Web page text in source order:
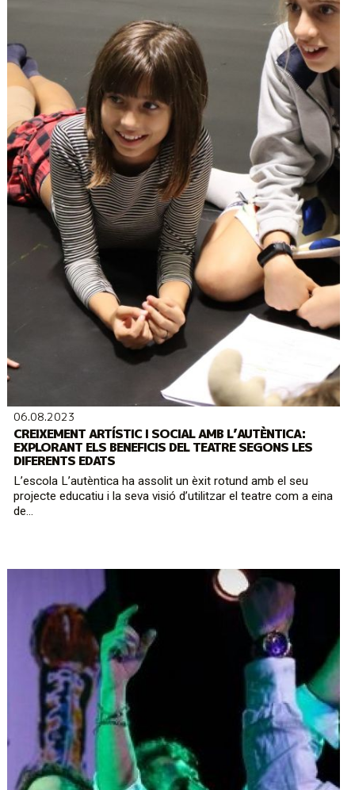
06.08.2023
CREIXEMENT ARTÍSTIC I SOCIAL AMB L’AUTÈNTICA:
EXPLORANT ELS BENEFICIS DEL TEATRE SEGONS LES
DIFERENTS EDATS
L’escola L’autèntica ha assolit un èxit rotund amb el seu
projecte educatiu i la seva visió d’utilitzar el teatre com a eina
de...